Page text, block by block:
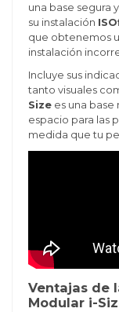
una base segura
su instalación
que obtenemos
instalación
Incluye sus
tanto visuales
Sizees una base
espacio para las
medida que tu
Ventajas de
Modular i-